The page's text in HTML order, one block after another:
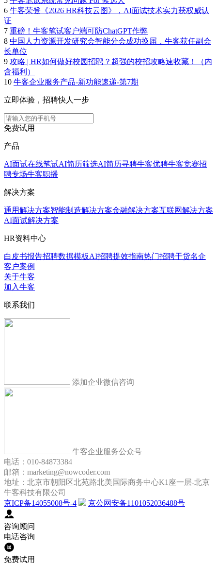
6 牛客荣登《2026 HR科技云图》，AI面试技术实力获权威认
证
7 重磅！牛客笔试客户端可防ChatGPT作弊
8 中国人力资源开发研究会智能分会成功换届，牛客获任副会
长单位
9 攻略 | HR如何做好校园招聘？超强的校招攻略速收藏！（内
含福利）
10 牛客企业服务产品-新功能速递-第7期
立即体验，招聘快人一步
免费试用
产品
AI面试在线笔试AI简历筛选AI简历寻聘牛客优聘牛客竞赛招
聘专场牛客职播
解决方案
通用解决方案智能制造解决方案金融解决方案互联网解决方案
AI面试解决方案
HR资料中心
白皮书报告招聘数据模板AI招聘提效指南热门招聘干货名企
客户案例
关于牛客
加入牛客
联系我们
添加企业微信咨询
牛客企业服务公众号
电话：010-84873384
邮箱：marketing@nowcoder.com
地址：北京市朝阳区北苑路北美国际商务中心K1座一层-北京
牛客科技有限公司
京ICP备14055008号-4
京公网安备1101052036488号
咨询顾问
电话咨询
免费试用